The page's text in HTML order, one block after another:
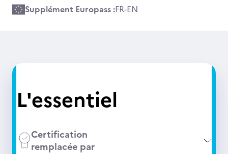
Supplément Europass :FR-EN
L'essentiel
Certification
remplacée par